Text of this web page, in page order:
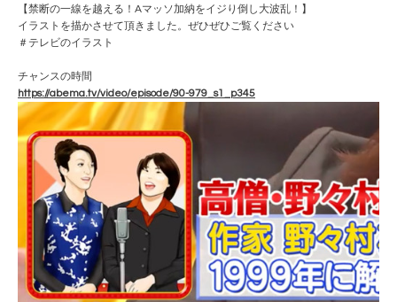
【禁断の一線を越える！Aマッソ加納をイジり倒し大波乱！】
イラストを描かさせて頂きました。ぜひぜひご覧ください
＃テレビのイラスト
チャンスの時間
https://abema.tv/video/episode/90-979_s1_p345